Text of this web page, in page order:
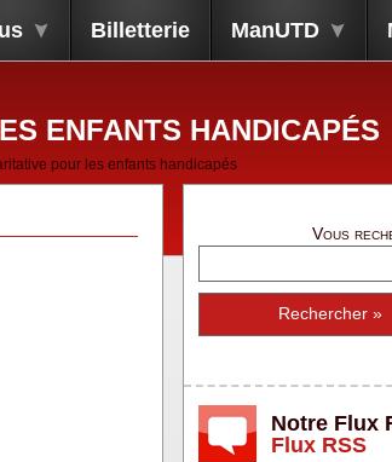
Billetterie ManUTD
ENFANTS HANDICAPÉS
pour les enfants handicapés
Vous
Notre Flux
Flux RSS